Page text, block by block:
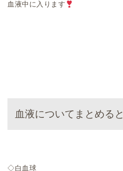
血液中に入ります
血液についてまとめると
◇白血球